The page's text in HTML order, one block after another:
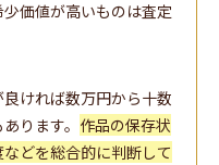
価値が高いものは査定
ければ数万円から十数
ります。 作品の保存状
どを総合的に判断して